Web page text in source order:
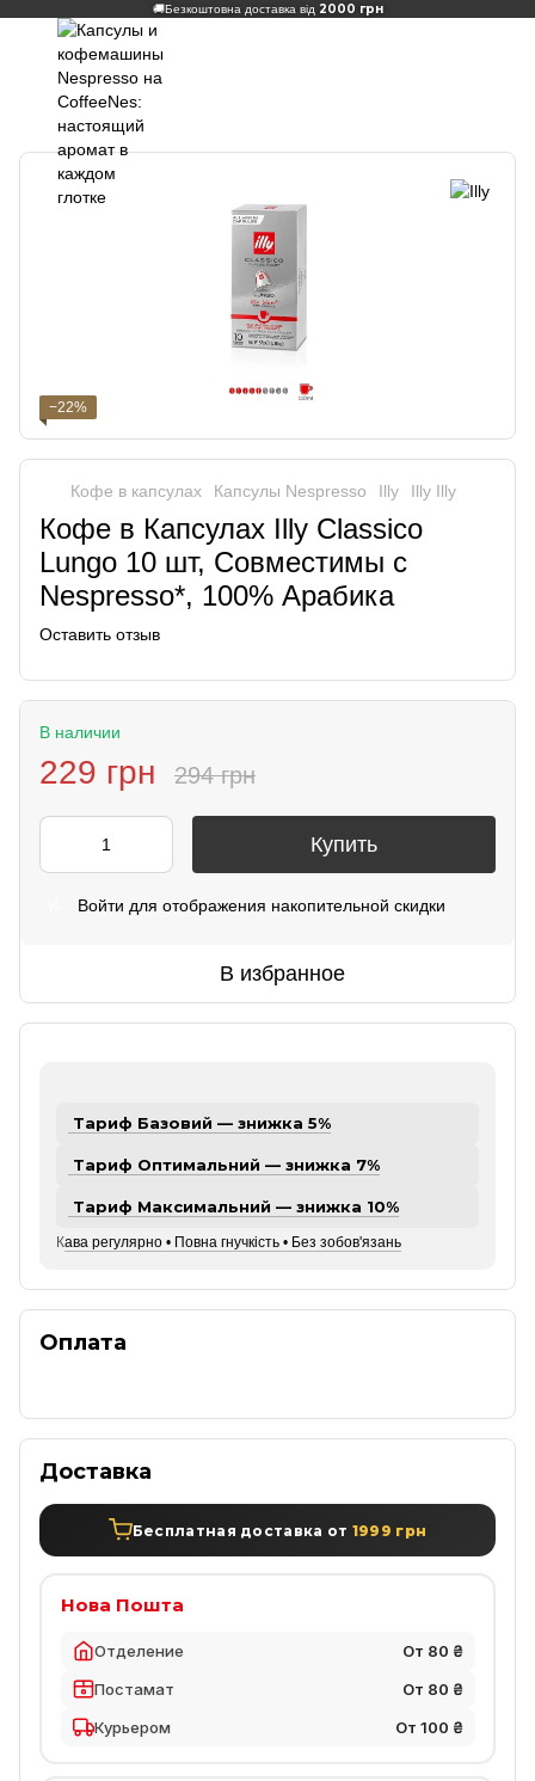
🚚Безкоштовна доставка від 2000 грн
−22%
Кофе в капсулах Капсулы Nespresso Illy Illy Illy
Кофе в Капсулах Illy Classico
Lungo 10 шт, Совместимы с
Nespresso*, 100% Арабика
Оставить отзыв
В наличии
229 грн 294 грн
Купить
Войти для отображения накопительной скидки
В избранное
Тариф Базовий — знижка 5%
Тариф Оптимальний — знижка 7%
Тариф Максимальний — знижка 10%
Кава регулярно • Повна гнучкість • Без зобов'язань
Оплата
Доставка
Бесплатная доставка от 1999 грн
Нова Пошта
Отделение
От 80 ₴
Постамат
От 80 ₴
Курьером
От 100 ₴